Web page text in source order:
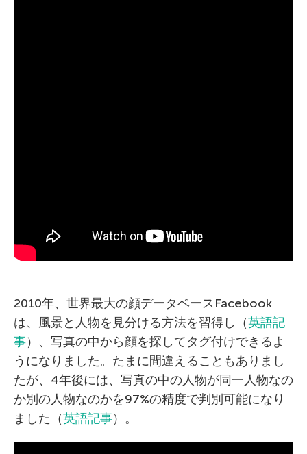
2010年、世界最大の顔データベースFacebook
は、風景と人物を見分ける方法を習得し（英語記
事）、写真の中から顔を探してタグ付けできるよ
うになりました。たまに間違えることもありまし
たが、4年後には、写真の中の人物が同一人物なの
か別の人物なのかを97%の精度で判別可能になり
ました（英語記事）。